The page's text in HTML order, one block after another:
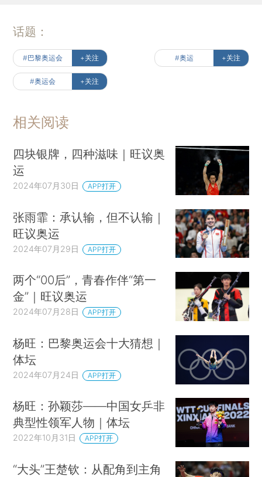
话题：
#巴黎奥运会 +关注 #奥运 +关注
#奥运会 +关注
相关阅读
四块银牌，四种滋味｜旺议奥
运
2024年07月30日 APP打开
张雨霏：承认输，但不认输｜
旺议奥运
2024年07月29日 APP打开
两个“00后”，青春作伴“第一
金”｜旺议奥运
2024年07月28日 APP打开
杨旺：巴黎奥运会十大猜想｜
体坛
2024年07月24日 APP打开
杨旺：孙颖莎——中国女乒非
典型性领军人物｜体坛
2022年10月31日 APP打开
“大头”王楚钦：从配角到主角